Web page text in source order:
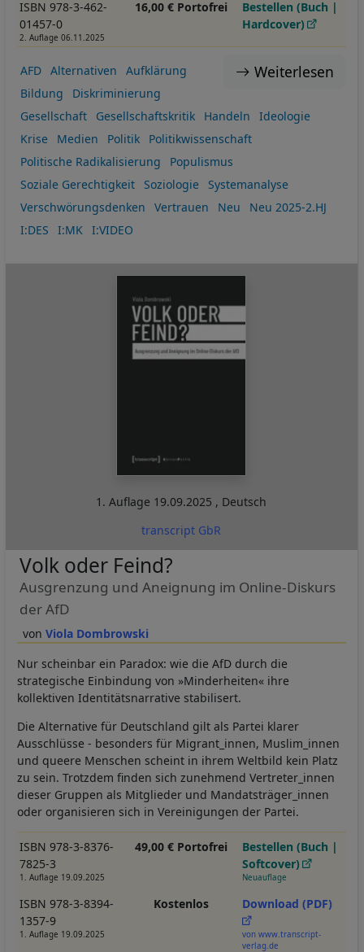
ISBN 978-3-462-
01457-0
2. Auflage 06.11.2025
16,00 € Portofrei
Bestellen (Buch |
Hardcover)
Weiterlesen
AFD Alternativen
Aufklärung
Bildung
Diskriminierung
Gesellschaft
Gesellschaftskritik Handeln
Ideologie
Krise
Medien Politik
Politikwissenschaft
Politische Radikalisierung
Populismus
Soziale Gerechtigkeit
Soziologie
Systemanalyse
Verschwörungsdenken
Vertrauen Neu
Neu 2025-2.HJ
I:DES
I:MK I:VIDEO
1. Auflage 19.09.2025 , Deutsch
transcript GbR
Viola Dombrowski
Volk oder Feind?
Ausgrenzung und Aneignung im Online-Diskurs
der AfD
Nur scheinbar ein Paradox: wie die AfD durch die
strategische Einbindung von »Minderheiten« ihre
kollektiven Identitätsnarrative stabilisert.
Die Alternative für Deutschland gilt als Partei klarer
Ausschlüsse - besonders für Migrant_innen, Muslim_innen
und queere Menschen scheint in ihrem Weltbild kein Platz
zu sein. Trotzdem finden sich zunehmend Vertreter_innen
dieser Gruppen als Mitglieder und Mandatsträger_innen
oder organisieren sich in Vereinigungen der Partei.
ISBN 978-3-8376-
7825-3
1. Auflage 19.09.2025
49,00 € Portofrei
Bestellen (Buch |
Softcover)
Neuauflage
ISBN 978-3-8394-
1357-9
1. Auflage 19.09.2025
Kostenlos Download (PDF)
von www.transcript-
verlag.de